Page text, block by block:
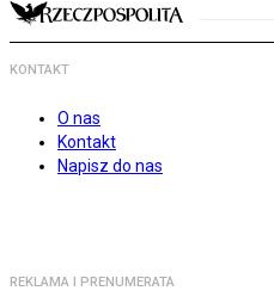
KONTAKT
O nas
Kontakt
Napisz do nas
REKLAMA I PRENUMERATA